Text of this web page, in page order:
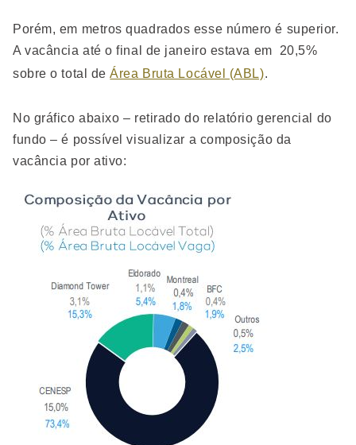
Porém, em metros quadrados esse número é superior.
A vacância até o final de janeiro estava em 20,5%
sobre o total deÁrea Bruta Locável (ABL).
No gráfico abaixo – retirado do relatório gerencial do
fundo – é possível visualizar a composição da
vacância por ativo: